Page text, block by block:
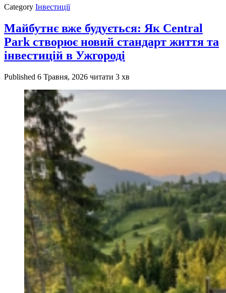
Category Інвестиції
Майбутнє вже будується: Як Central
Park створює новий стандарт життя та
інвестицій в Ужгороді
Published 6 Травня, 2026 читати 3 хв